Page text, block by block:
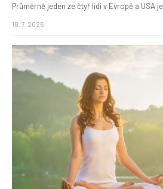
Průměrně jeden ze čtyř lidí v Evropě a USA
18. 7. 2026